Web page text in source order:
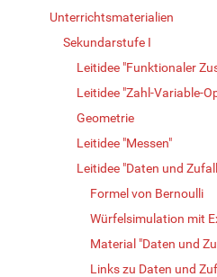
Unterrichtsmaterialien
Sekundarstufe I
Leitidee "Funktionaler
Leitidee "Zahl-Variable-
Geometrie
Leitidee "Messen"
Leitidee "Daten und
Formel von Bernoulli
Würfelsimulation mit
Material "Daten und
Links zu Daten und